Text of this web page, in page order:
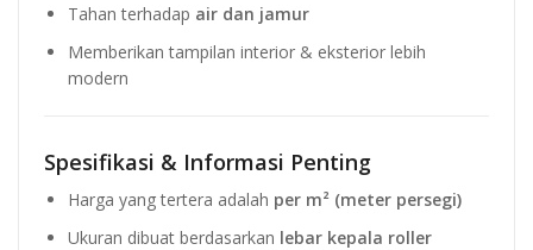
Tahan terhadap air dan jamur
Memberikan tampilan interior & eksterior lebih
modern
Spesifikasi & Informasi Penting
Harga yang tertera adalah per m² (meter persegi)
Ukuran dibuat berdasarkan lebar kepala roller